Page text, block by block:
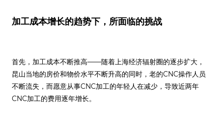
加工成本增长的趋势下，所面临的挑战
首先，加工成本不断推高——随着上海经济辐射圈的逐步扩大，
昆山当地的房价和物价水平不断升高的同时，老的CNC操作人员
不断流失，而愿意从事CNC加工的年轻人在减少，导致近两年
CNC加工的费用逐年增长。